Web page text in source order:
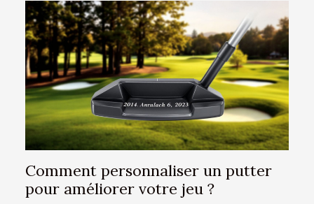
Comment personnaliser un putter
pour améliorer votre jeu ?